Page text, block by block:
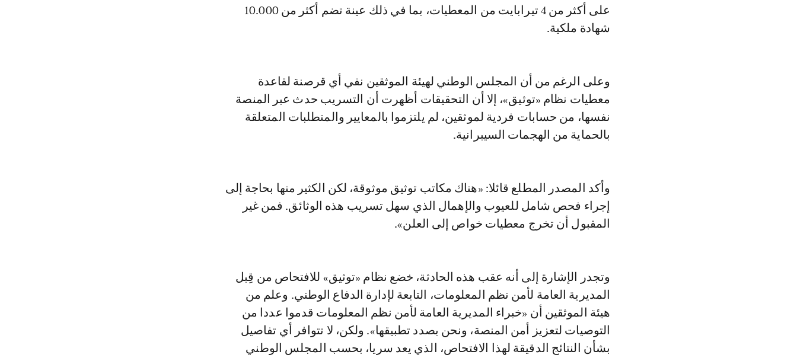
على أكثر من 4 تيرابايت من المعطيات، بما في ذلك عينة تضم أكثر من 10.000
شهادة ملكية.
وعلى الرغم من أن المجلس الوطني لهيئة الموثقين نفي أي قرصنة لقاعدة
معطيات نظام «توثيق»، إلا أن التحقيقات أظهرت أن التسريب حدث عبر المنصة
نفسها، من حسابات فردية لموثقين، لم يلتزموا بالمعايير والمتطلبات المتعلقة
بالحماية من الهجمات السيبرانية.
وأكد المصدر المطلع قائلا: «هناك مكاتب توثيق موثوقة، لكن الكثير منها بحاجة إلى
إجراء فحص شامل للعيوب والإهمال الذي سهل تسريب هذه الوثائق. فمن غير
المقبول أن تخرج معطيات خواص إلى العلن».
وتجدر الإشارة إلى أنه عقب هذه الحادثة، خضع نظام «توثيق» للافتحاص من قِبل
المديرية العامة لأمن نظم المعلومات، التابعة لإدارة الدفاع الوطني. وعلم من
هيئة الموثقين أن «خبراء المديرية العامة لأمن نظم المعلومات قدموا عددا من
التوصيات لتعزيز أمن المنصة، ونحن بصدد تطبيقها». ولكن، لا تتوافر أي تفاصيل
بشأن النتائج الدقيقة لهذا الافتحاص، الذي يعد سريا، بحسب المجلس الوطني